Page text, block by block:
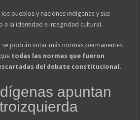
pueblos y naciones indígenas y sus
a la identidad e integridad cultural.
podrán votar más normas permanentes
todas las normas que fueron
del debate constitucional.
apuntan